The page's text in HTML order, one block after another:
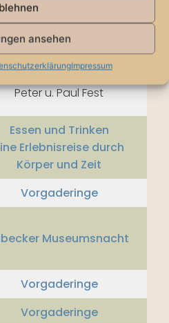
ansehen
Impressum
Hansetag
Vorgaderinge
Peter u. Paul Fest
Essen und Trinken
Erlebnisreise durch
Körper und Zeit
Vorgaderinge
Museumsnacht
Vorgaderinge
Vorgaderinge